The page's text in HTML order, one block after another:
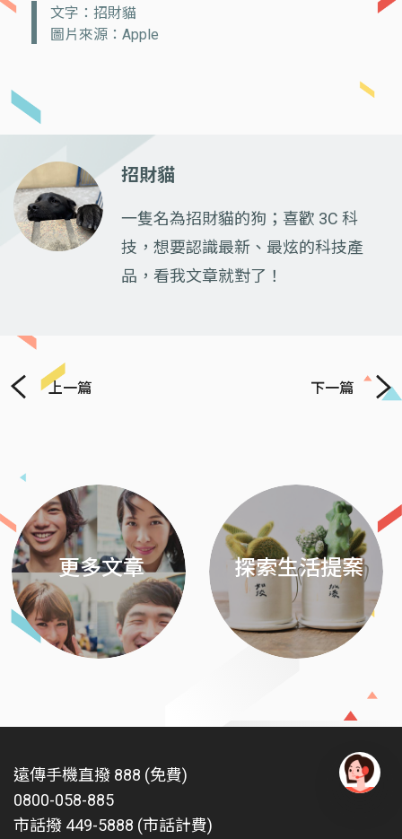
文字：招財貓
圖片來源：Apple
招財貓
一隻名為招財貓的狗；喜歡 3C 科
技，想要認識最新、最炫的科技產
品，看我文章就對了！
上一篇 下一篇
更多文章 探索生活提案
遠傳手機直撥 888 (免費)
0800-058-885
市話撥 449-5888 (市話計費)